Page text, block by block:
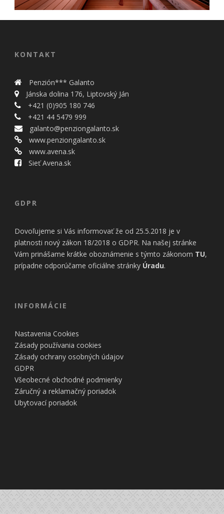
KONTAKT
Penzión*** Galanto
Jánska dolina 176, Liptovský Ján
+421 (0)905 180 746
+421 44 5479 999
galanto@penziongalanto.sk
www.penziongalanto.sk
www.avena.sk
Sieť Avena.sk
GDPR
Dovoľujeme si Vás informovať že od 25.5.2018 je v
platnosti nový zákon 18/2018 o GDPR. Na našej stránke
Vám prinášame krátke oboznámenie s týmto zákonom TU,
prípadne odporúčame oficiálne stránky Úradu.
INFORMÁCIE
Nastavenia Cookies
Zásady používania cookies
Zásady ochrany osobných údajov
GDPR
Všeobecné obchodné podmienky
Záručný a reklamačný poriadok
Ubytovací poriadok